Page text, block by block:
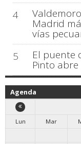
4
Madrid
vías
5
El puente
Pinto
Agenda
Lun
Mar